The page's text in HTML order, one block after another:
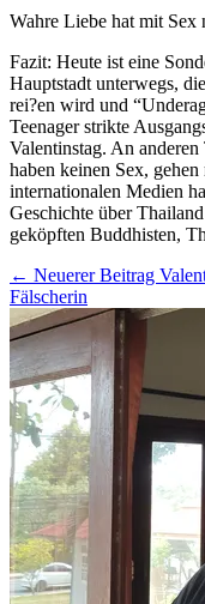
Wahre Liebe hat mit Sex
Fazit: Heute ist eine
Hauptstadt unterwegs,
rei?en wird und
Teenager strikte
Valentinstag. An
haben keinen Sex,
internationalen Medien
Geschichte über
geköpften Buddhisten,
← Neuerer Beitrag
Fälscherin